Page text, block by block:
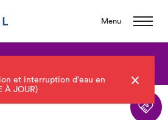
Menu
et interruption d'eau en
À JOUR)